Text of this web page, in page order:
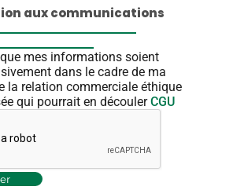
aux communications
mes informations soient
dans le cadre de ma
la relation commerciale éthique
qui pourrait en découlerCGU